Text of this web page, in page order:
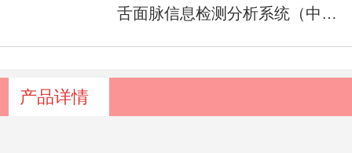
舌面脉信息检测分析系统（中医四诊仪）型号：SJ/ZJ-I
产品详情